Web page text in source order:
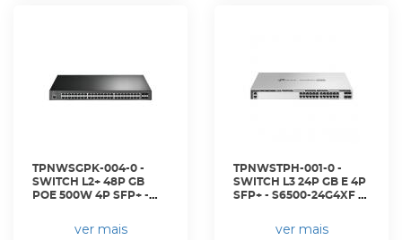
TPNWSGPK-004-0 -
SWITCH L2+ 48P GB
POE 500W 4P SFP+ -
ver mais
TPNWSTPH-001-0 -
SWITCH L3 24P GB E 4P
SFP+ - S6500-24G4XF -
ver mais